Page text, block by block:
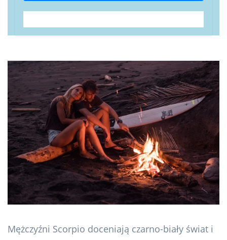
Mężczyźni Scorpio doceniają czarno-biały świat i